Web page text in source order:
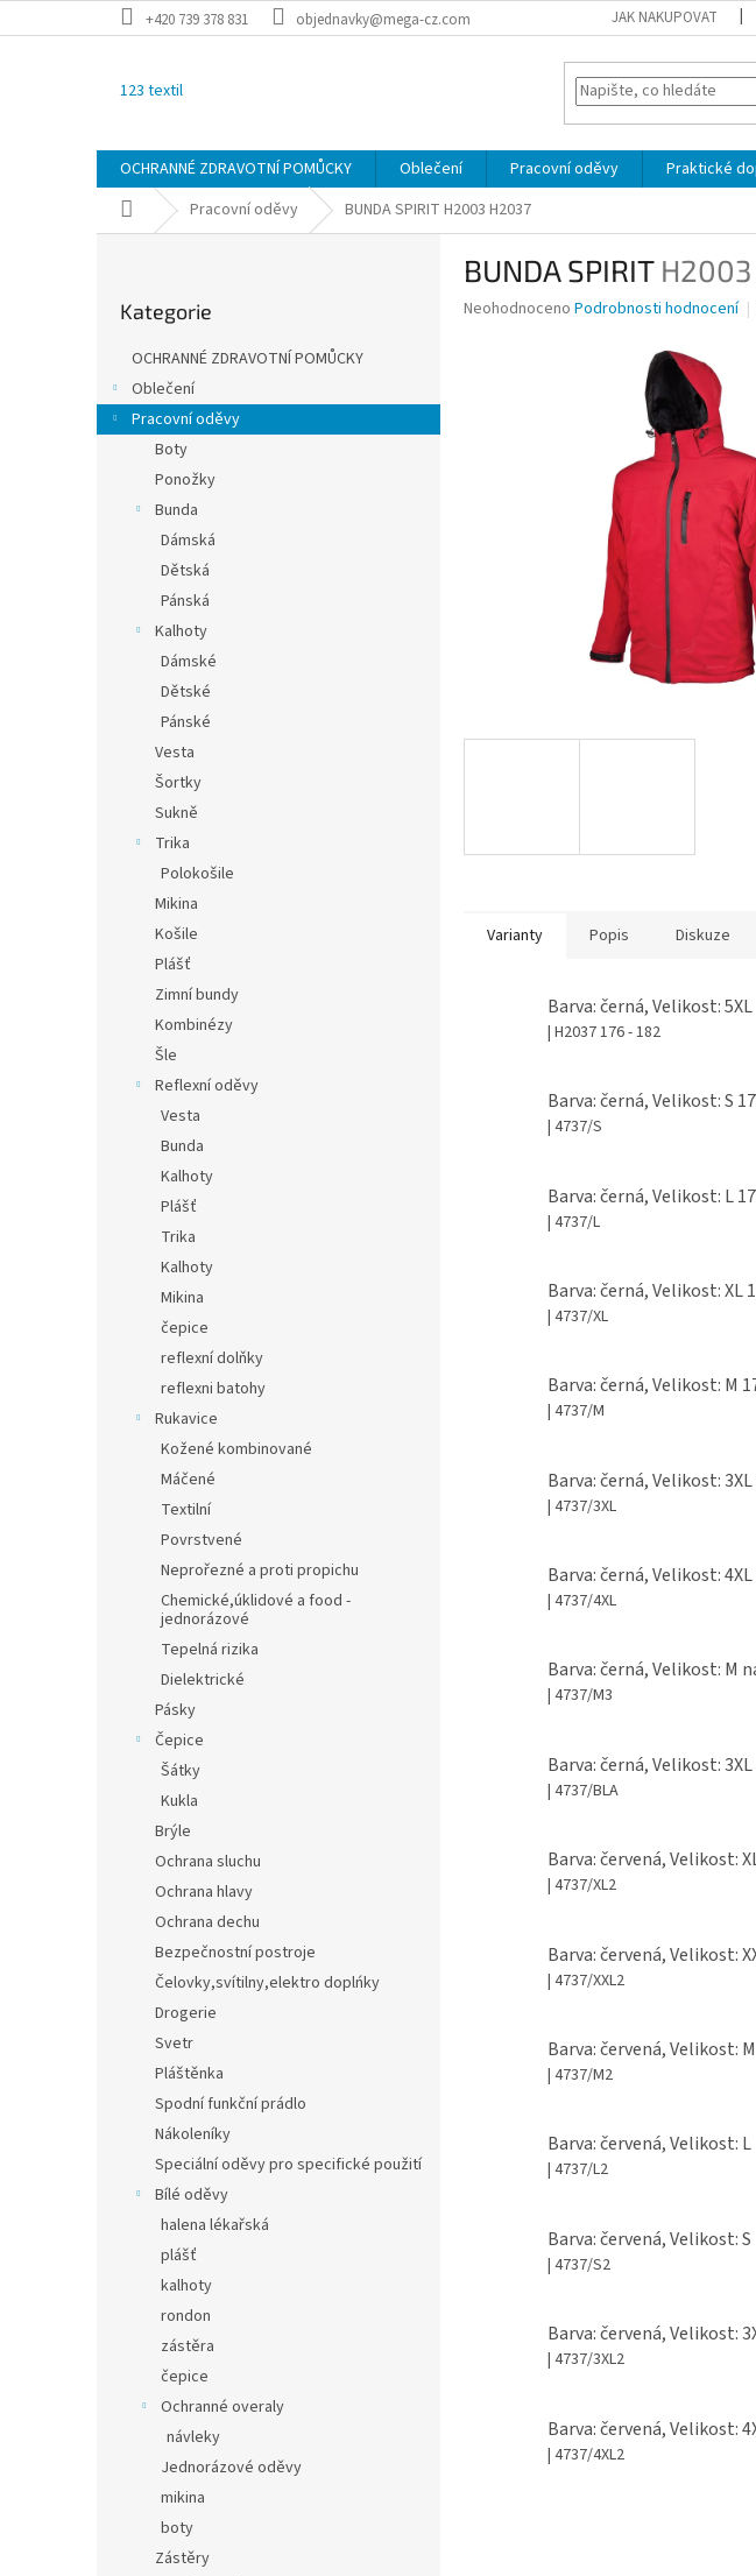
na
+420 739 378 831 objednavky@mega-cz.com JAK NAKUPOVAT
123 textil
OCHRANNÉ ZDRAVOTNÍ POMŮCKY Oblečení Pracovní oděvy Praktické
Domů Pracovní oděvy BUNDA SPIRIT H2003 H2037
n
kategorie
Kategorie
OCHRANNÉ ZDRAVOTNÍ POMŮCKY
Oblečení
Pracovní oděvy
Boty
Ponožky
Bunda
Dámská
Dětská
Pánská
Kalhoty
Dámské
Dětské
Pánské
Vesta
Šortky
Sukně
Trika
Polokošile
Mikina
Košile
Plášť
Zimní bundy
Kombinézy
Šle
Reflexní oděvy
Vesta
Bunda
Kalhoty
Plášť
Trika
Kalhoty
Mikina
čepice
reflexní dolňky
reflexni batohy
Rukavice
Kožené kombinované
Máčené
Textilní
Povrstvené
Neprořezné a proti propichu
Chemické,úklidové a food -
jednorázové
Tepelná rizika
Dielektrické
Pásky
Čepice
Šátky
Kukla
Brýle
Ochrana sluchu
Ochrana hlavy
Ochrana dechu
Bezpečnostní postroje
Čelovky,svítilny,elektro doplńky
Drogerie
Svetr
Pláštěnka
Spodní funkční prádlo
Nákoleníky
Speciální oděvy pro specifické použití
Bílé oděvy
halena lékařská
plášť
kalhoty
rondon
zástěra
čepice
Ochranné overaly
návleky
Jednorázové oděvy
mikina
boty
Zástěry
BUNDA SPIRIT
Průměrné
Neohodnoceno Podrobnosti hodnocení
Varianty Popis Diskuze
Barva: černá, Velikost: 5XL
| H2037 176 - 182
Barva: černá, Velikost: S
| 4737/S
Barva: černá, Velikost: L
| 4737/L
Barva: černá, Velikost: XL
| 4737/XL
Barva: černá, Velikost: M
| 4737/M
Barva: černá, Velikost:
| 4737/3XL
Barva: černá, Velikost:
| 4737/4XL
Barva: černá, Velikost: M
| 4737/M3
Barva: černá, Velikost:
| 4737/BLA
Barva: červená, Velikost:
| 4737/XL2
Barva: červená, Velikost:
| 4737/XXL2
Barva: červená, Velikost: M
| 4737/M2
Barva: červená, Velikost: L
| 4737/L2
Barva: červená, Velikost: S
| 4737/S2
Barva: červená, Velikost:
| 4737/3XL2
Barva: červená, Velikost:
| 4737/4XL2